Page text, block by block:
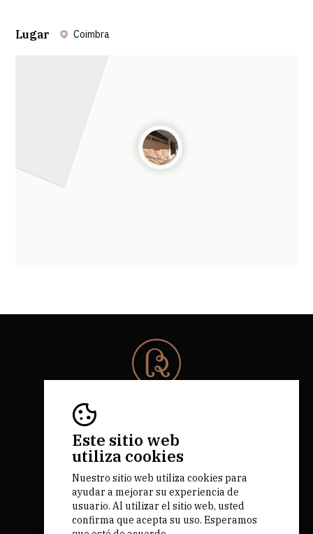
Este sitio web
utiliza cookies
Nuestro sitio web utiliza cookies para
ayudar a mejorar su experiencia de
usuario. Al utilizar el sitio web, usted
confirma que acepta su uso. Esperamos
Lugar Coimbra
Todos los derechos reservados.
RNAAT 684/2019.
by M&ADigital